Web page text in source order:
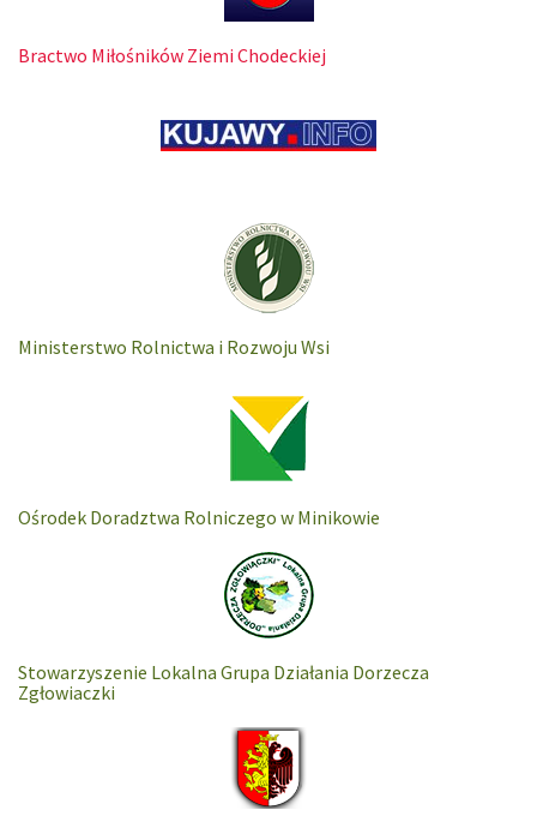
Bractwo Miłośników Ziemi Chodeckiej
Ministerstwo Rolnictwa i Rozwoju Wsi
Ośrodek Doradztwa Rolniczego w Minikowie
Stowarzyszenie Lokalna Grupa Działania Dorzecza
Zgłowiaczki